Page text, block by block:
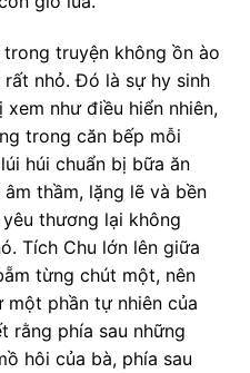
truyện không ồn ào
nhỏ. Đó là sự hy sinh
như điều hiển nhiên,
trong căn bếp mỗi
húi chuẩn bị bữa ăn
thầm, lặng lẽ và bền
thương lại không
Tích Chu lớn lên giữa
từng chút một, nên
phần tự nhiên của
rằng phía sau những
hôi của bà, phía sau